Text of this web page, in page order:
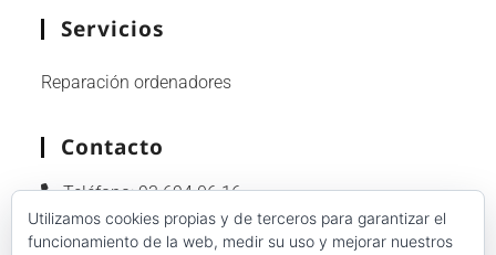
Servicios
Reparación ordenadores
Contacto
Teléfono:93 694 06 16
Whatsapp:601 92 86 89
Email:info@reparacion-ordenadores-
Utilizamos cookies propias y de terceros para garantizar el
funcionamiento de la web, medir su uso y mejorar nuestros